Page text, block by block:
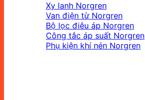
Xy lanh Norgren
Van điện từ Norgren
Bộ lọc điêu áp Norgren
Công tắc áp suất Norgren
Phụ kiện khí nén Norgren